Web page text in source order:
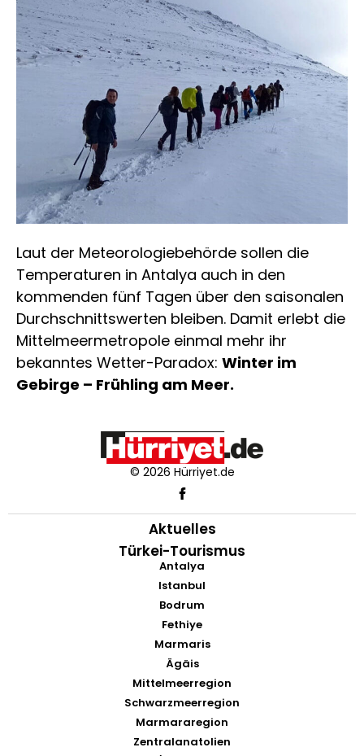
Laut der Meteorologiebehörde sollen die
Temperaturen in Antalya auch in den
kommenden fünf Tagen über den saisonalen
Durchschnittswerten bleiben. Damit erlebt die
Mittelmeermetropole einmal mehr ihr
bekanntes Wetter-Paradox: Winter im
Gebirge – Frühling am Meer.
© 2026 Hürriyet.de
Aktuelles
Türkei-Tourismus
Antalya
Istanbul
Bodrum
Fethiye
Marmaris
Ägäis
Mittelmeerregion
Schwarzmeerregion
Marmararegion
Zentralanatolien